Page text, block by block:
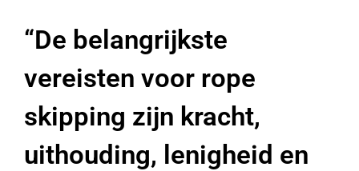
“De belangrijkste
vereisten voor rope
skipping zijn kracht,
uithouding, lenigheid en